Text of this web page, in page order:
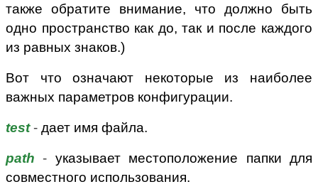
также обратите внимание, что должно быть
одно пространство как до, так и после каждого
из равных знаков.)
Вот что означают некоторые из наиболее
важных параметров конфигурации.
test - дает имя файла.
path - указывает местоположение папки для
совместного использования.